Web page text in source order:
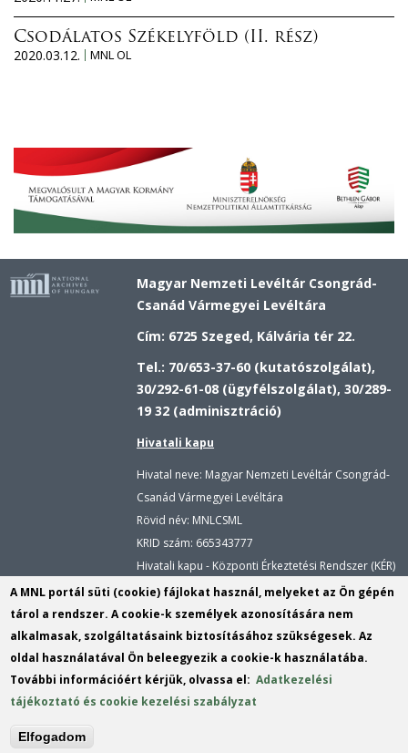
Csodálatos Székelyföld (II. rész)
2020.03.12.
MNL OL
Magyar Nemzeti Levéltár Csongrád-
Csanád Vármegyei Levéltára
Cím: 6725 Szeged, Kálvária tér 22.
Tel.: 70/653-37-60 (kutatószolgálat),
30/292-61-08 (ügyfélszolgálat), 30/289-
19 32 (adminisztráció)
Hivatali kapu
Hivatal neve: Magyar Nemzeti Levéltár Csongrád-
Csanád Vármegyei Levéltára
Rövid név: MNLCSML
KRID szám: 665343777
Hivatali kapu - Központi Érkeztetési Rendszer (KÉR)
Hivatal neve: Magyar Nemzeti Levéltár
Rövid név: MNLCSML
KRID szám: 113809158
E-mail:cscsvl@mnl.gov.hu(link
sends
instagram
A MNL portál süti (cookie) fájlokat használ, melyeket az Ön gépén
tárol a rendszer. A cookie-k személyek azonosítására nem
alkalmasak, szolgáltatásaink biztosításához szükségesek. Az
oldal használatával Ön beleegyezik a cookie-k használatába.
További információért kérjük, olvassa el:Adatkezelési
tájékoztató és cookie kezelési szabályzat
Elfogadom